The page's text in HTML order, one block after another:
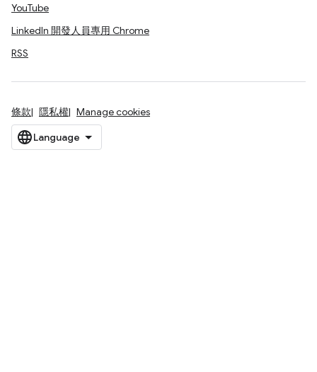
YouTube
LinkedIn 開發人員專用 Chrome
RSS
條款 隱私權 Manage cookies